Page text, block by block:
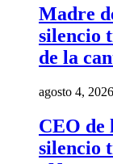
Madre
silencio
de la
agosto 4, 2026
CEO de
silencio